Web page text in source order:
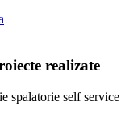
realizate